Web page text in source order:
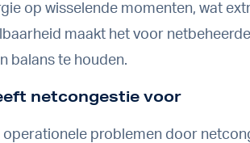
op wisselende momenten, wat
maakt het voor
balans te houden.
netcongestie voor
problemen door